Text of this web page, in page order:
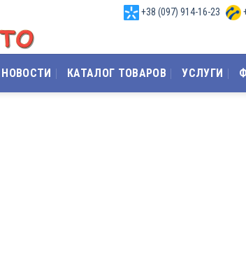
+38 (097) 914-16-23
НОВОСТИ КАТАЛОГ ТОВАРОВ УСЛУГИ